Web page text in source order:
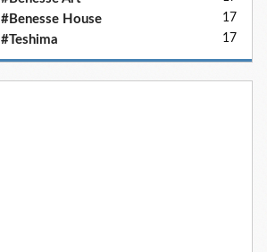
#Benesse House 17
#Teshima 17